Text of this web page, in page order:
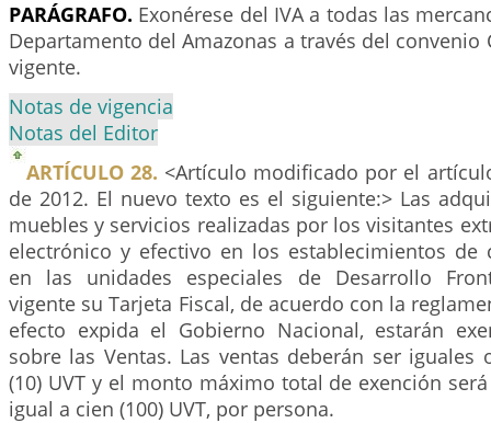
PARÁGRAFO. Exonérese del IVA a todas las
Departamento del Amazonas a través del convenio
vigente.
Notas de vigencia
Notas del Editor
ARTÍCULO 28. <Artículo modificado por el
de 2012. El nuevo texto es el siguiente:> Las
muebles y servicios realizadas por los visitantes
electrónico y efectivo en los establecimientos de
en las unidades especiales de Desarrollo
vigente su Tarjeta Fiscal, de acuerdo con la
efecto expida el Gobierno Nacional, estarán
sobre las Ventas. Las ventas deberán ser iguales
(10) UVT y el monto máximo total de exención
igual a cien (100) UVT, por persona.